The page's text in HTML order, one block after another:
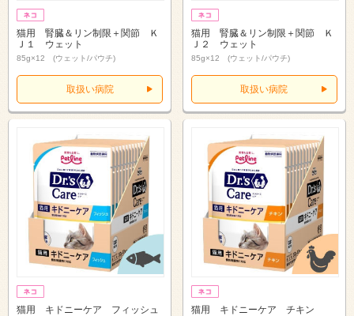
猫用 腎臓＆リン制限＋関節 Ｋ
Ｊ１ ウェット
85g×12 (ウェット/パウチ)
取扱い病院
猫用 腎臓＆リン制限＋関節 Ｋ
Ｊ２ ウェット
85g×12 (ウェット/パウチ)
取扱い病院
猫用 キドニーケア フィッシュ 猫用 キドニーケア チキン